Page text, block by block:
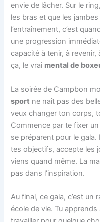
envie de lâcher. Sur le
les bras et que les
l’entraînement, c’est
une progression
capacité à tenir, à revenir,
ça, le vrai mental de
La soirée de Campbon
sport ne naît pas des
veux changer ton corps,
Commence par te fixer
se préparent pour le
tes objectifs, accepte les
viens quand même. La
pas dans l’inspiration.
Au final, ce gala, c’est un
école de vie. Tu apprends